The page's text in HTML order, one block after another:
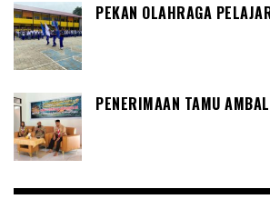
PEKAN OLAHRAGA
PENERIMAAN TAMU